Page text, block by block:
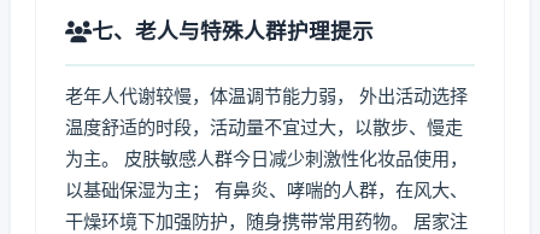
七、老人与特殊人群护理提示
老年人代谢较慢，体温调节能力弱， 外出活动选择
温度舒适的时段，活动量不宜过大，以散步、慢走
为主。 皮肤敏感人群今日减少刺激性化妆品使用，
以基础保湿为主； 有鼻炎、哮喘的人群，在风大、
干燥环境下加强防护，随身携带常用药物。 居家注